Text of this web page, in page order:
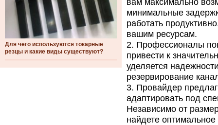
Для чего используются токарные
резцы и какие виды существуют?
вам максимально
минимальные
работать
вашим ресурсам.
Профессионалы
привести к
уделяется
резервирование
Провайдер
адаптировать под
Независимо от
найдете